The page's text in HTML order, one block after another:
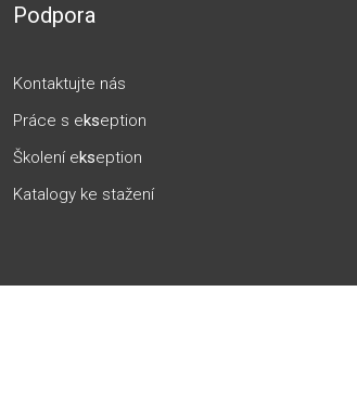
Podpora
Kontaktujte nás
Práce s ekseption
Školení ekseption
Katalogy ke stažení